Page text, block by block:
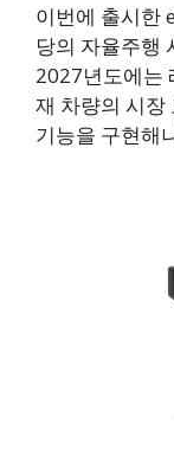
이번에 출시한
당의 자율주행
2027년도에는
재 차량의 시장
기능을 구현해